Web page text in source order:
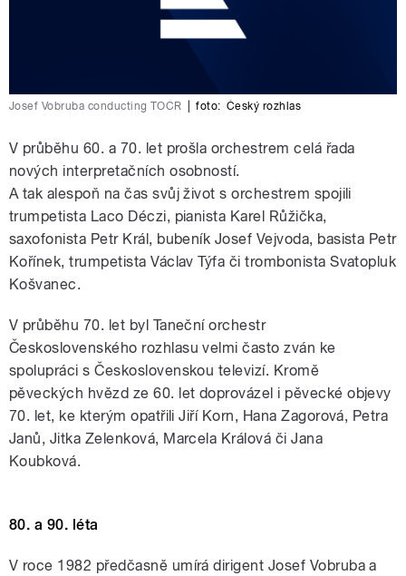
Josef Vobruba conducting TOČR foto: Český rozhlas
V průběhu 60. a 70. let prošla orchestrem celá řada
nových interpretačních osobností.
A tak alespoň na čas svůj život s orchestrem spojili
trumpetista Laco Déczi, pianista Karel Růžička,
saxofonista Petr Král, bubeník Josef Vejvoda, basista Petr
Kořínek, trumpetista Václav Týfa či trombonista Svatopluk
Košvanec.
V průběhu 70. let byl Taneční orchestr
Československého rozhlasu velmi často zván ke
spolupráci s Československou televizí. Kromě
pěveckých hvězd ze 60. let doprovázel i pěvecké objevy
70. let, ke kterým opatřili Jiří Korn, Hana Zagorová, Petra
Janů, Jitka Zelenková, Marcela Králová či Jana
Koubková.
80. a 90. léta
V roce 1982 předčasně umírá dirigent Josef Vobruba a